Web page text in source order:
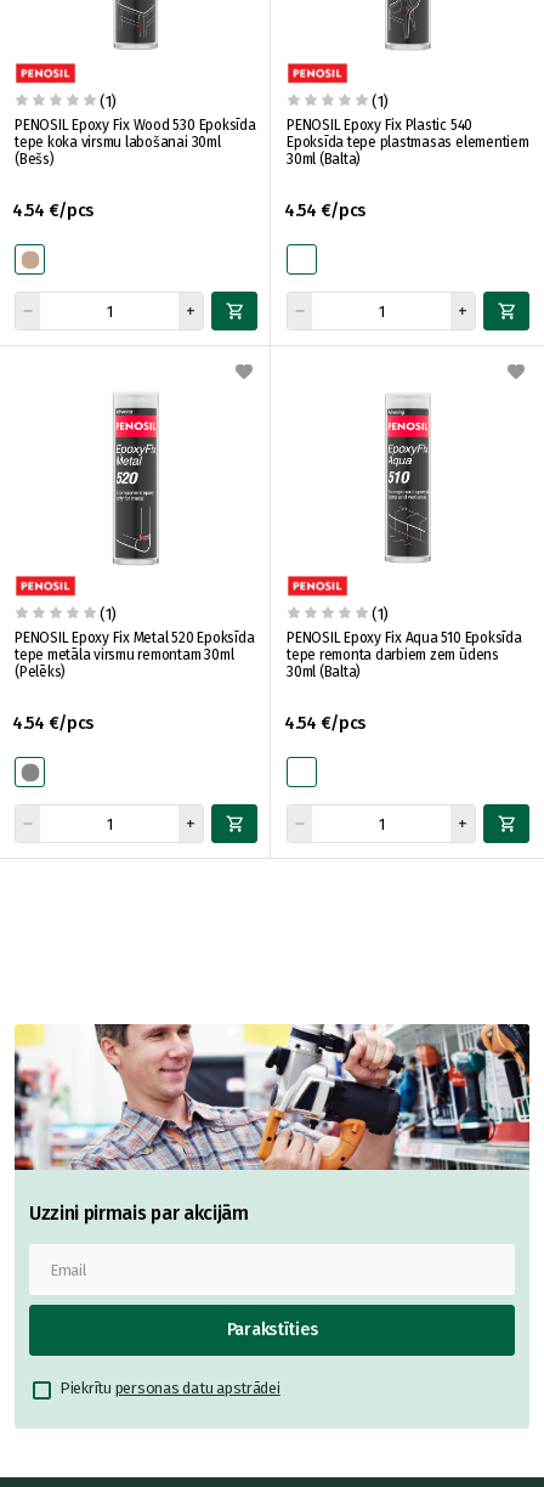
(1)
PENOSIL Epoxy Fix Wood 530 Epoksīda
tepe koka virsmu labošanai 30ml
(Bešs)
4.54 €/pcs
(1)
PENOSIL Epoxy Fix Plastic 540
Epoksīda tepe plastmasas elementiem
30ml (Balta)
4.54 €/pcs
(1)
PENOSIL Epoxy Fix Metal 520 Epoksīda
tepe metāla virsmu remontam 30ml
(Pelēks)
4.54 €/pcs
(1)
PENOSIL Epoxy Fix Aqua 510 Epoksīda
tepe remonta darbiem zem ūdens
30ml (Balta)
4.54 €/pcs
Uzzini pirmais par akcijām
Parakstīties
Piekrītu personas datu apstrādei